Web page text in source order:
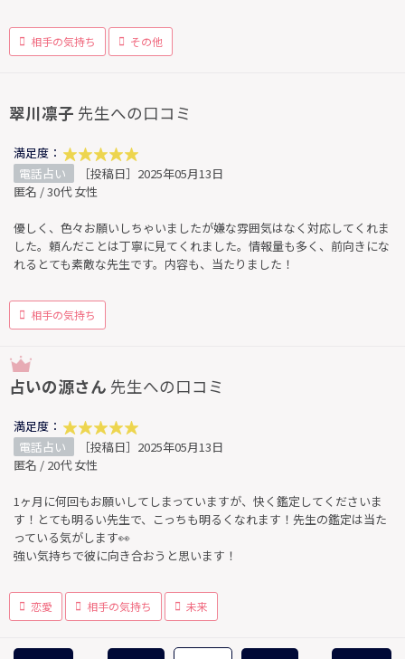
相手の気持ち その他
翠川凛子 先生への口コミ
満足度：
電話占い
［投稿日］2025年05月13日
匿名 / 30代 女性
優しく、色々お願いしちゃいましたが嫌な雰囲気はなく対応してくれま
した。頼んだことは丁寧に見てくれました。情報量も多く、前向きにな
れるとても素敵な先生です。内容も、当たりました！
相手の気持ち
占いの源さん 先生への口コミ
満足度：
電話占い
［投稿日］2025年05月13日
匿名 / 20代 女性
1ヶ月に何回もお願いしてしまっていますが、快く鑑定してくださいま
す！とても明るい先生で、こっちも明るくなれます！先生の鑑定は当た
っている気がします👀
強い気持ちで彼に向き合おうと思います！
恋愛 相手の気持ち 未来